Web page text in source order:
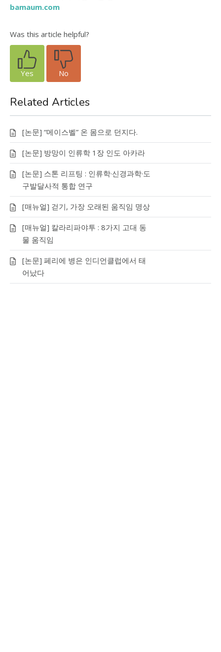
bamaum.com
Was this article helpful?
Yes No
Related Articles
[논문] “메이스벨” 온 몸으로 던지다.
[논문] 방망이 인류학 1장 인도 아카라
[논문] 스톤 리프팅 : 인류학·신경과학·도
구발달사적 통합 연구
[매뉴얼] 걷기, 가장 오래된 움직임 명상
[매뉴얼] 칼라리파야투 : 8가지 고대 동
물 움직임
[논문] 페리에 병은 인디언클럽에서 태
어났다